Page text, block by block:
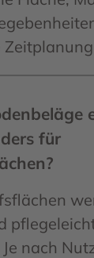
für
nach